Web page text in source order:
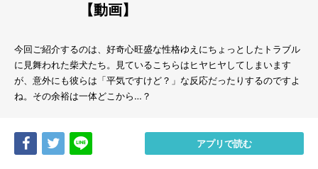
【動画】
今回ご紹介するのは、好奇心旺盛な性格ゆえにちょっとしたトラブル
に見舞われた柴犬たち。見ているこちらはヒヤヒヤしてしまいます
が、意外にも彼らは「平気ですけど？」な反応だったりするのですよ
ね。その余裕は一体どこから…？
Share Tweet アプリで読む